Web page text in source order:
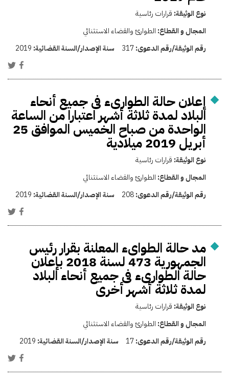
نوع الوثيقة: قرارات رئاسية
المجال و القطاع: الطوارئ والقضاء الاستثنائي
رقم الوثيقة/رقم الدعوى:317 سنة الإصدار/السنة القضائية: 2019
إعلان حالة الطوارىء فى جميع أنحاء
البلاد لمدة ثلاثة أشهر اعتبارا من الساعة
الواحدة من صباح الخميس الموافق 25
أبريل 2019 ميلادية
نوع الوثيقة: قرارات رئاسية
المجال و القطاع: الطوارئ والقضاء الاستثنائي
رقم الوثيقة/رقم الدعوى:208 سنة الإصدار/السنة القضائية: 2019
مد حالة الطواىء المعلنة بقرار رئيس
الجمهورية 473 لسنة 2018 بإعلان
حالة الطوارىء فى جميع أنحاء البلاد
لمدة ثلاثة أشهر أخرى
نوع الوثيقة: قرارات رئاسية
المجال و القطاع: الطوارئ والقضاء الاستثنائي
رقم الوثيقة/رقم الدعوى:17 سنة الإصدار/السنة القضائية: 2019